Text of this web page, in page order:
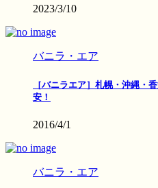
2023/3/10
バニラ・エア
［バニラエア］札幌・沖縄・
安！
2016/4/1
バニラ・エア